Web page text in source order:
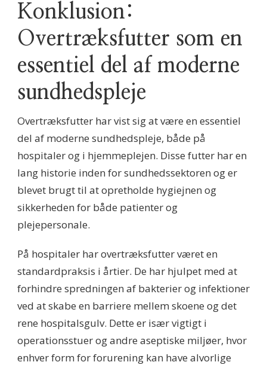
Konklusion:
Overtræksfutter som en
essentiel del af moderne
sundhedspleje
Overtræksfutter har vist sig at være en essentiel
del af moderne sundhedspleje, både på
hospitaler og i hjemmeplejen. Disse futter har en
lang historie inden for sundhedssektoren og er
blevet brugt til at opretholde hygiejnen og
sikkerheden for både patienter og
plejepersonale.
På hospitaler har overtræksfutter været en
standardpraksis i årtier. De har hjulpet med at
forhindre spredningen af bakterier og infektioner
ved at skabe en barriere mellem skoene og det
rene hospitalsgulv. Dette er især vigtigt i
operationsstuer og andre aseptiske miljøer, hvor
enhver form for forurening kan have alvorlige